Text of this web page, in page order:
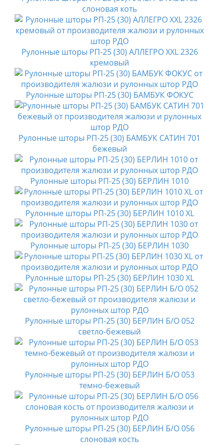
слоновая коть
Рулонные шторы РП-25 (30) АЛЛЕГРО XXL 2326
кремовый
Рулонные шторы РП-25 (30) БАМБУК ФОКУС
Рулонные шторы РП-25 (30) БАМБУК САТИН 701
бежевый
Рулонные шторы РП-25 (30) БЕРЛИН 1010
Рулонные шторы РП-25 (30) БЕРЛИН 1010 XL
Рулонные шторы РП-25 (30) БЕРЛИН 1030
Рулонные шторы РП-25 (30) БЕРЛИН 1030 XL
Рулонные шторы РП-25 (30) БЕРЛИН Б/О 052
светло-бежевый
Рулонные шторы РП-25 (30) БЕРЛИН Б/О 053
темно-бежевый
Рулонные шторы РП-25 (30) БЕРЛИН Б/О 056
слоновая кость